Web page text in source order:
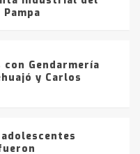
Gendarmería
y Carlos